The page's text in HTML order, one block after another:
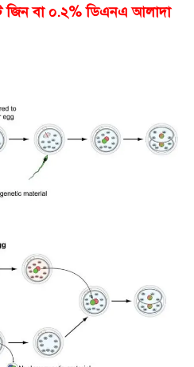
জিন বা ০.২% ডিএনএ আলাদা